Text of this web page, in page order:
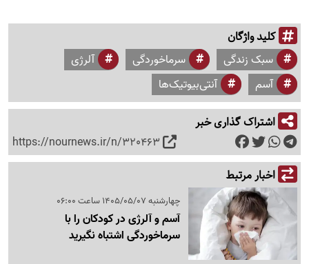
کلید واژگان
سبک زندگی سرماخوردگی
آلرژی
آسم
آنتی‌بیوتیک‌ها
اشتراک گذاری خبر
https://nournews.ir/n/320463
اخبار مرتبط
چهارشنبه 1405/05/07 ساعت 06:00
آسم و آلرژی در کودکان را با
سرماخوردگی اشتباه نگیرید